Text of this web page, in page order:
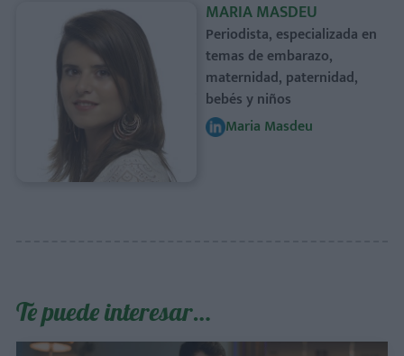
MARIA MASDEU
Periodista, especializada en
temas de embarazo,
maternidad, paternidad,
bebés y niños
Maria Masdeu
Te puede interesar…